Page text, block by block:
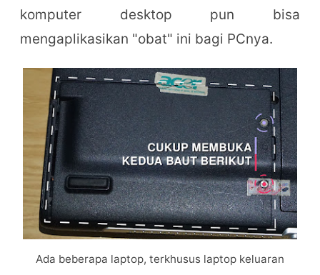
komputer desktop pun bisa
mengaplikasikan "obat" ini bagi PCnya.
Ada beberapa laptop, terkhusus laptop keluaran